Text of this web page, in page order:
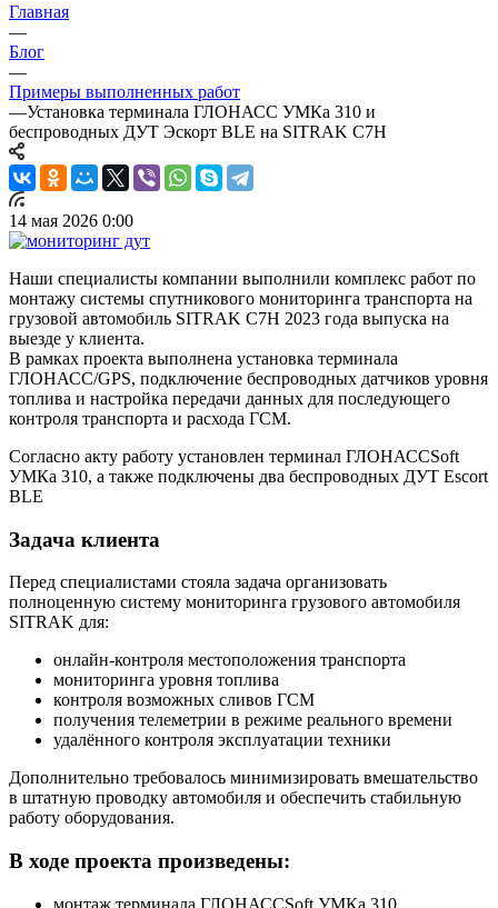
Главная
—
Блог
—
Примеры выполненных работ
—Установка терминала ГЛОНАСС УМКа 310 и
беспроводных ДУТ Эскорт BLE на SITRAK C7H
14 мая 2026 0:00
Наши специалисты компании выполнили комплекс работ по
монтажу системы спутникового мониторинга транспорта на
грузовой автомобиль SITRAK C7H 2023 года выпуска на
выезде у клиента.
В рамках проекта выполнена установка терминала
ГЛОНАСС/GPS, подключение беспроводных датчиков уровня
топлива и настройка передачи данных для последующего
контроля транспорта и расхода ГСМ.
Согласно акту работу установлен терминал ГЛОНАССSoft
УМКа 310, а также подключены два беспроводных ДУТ Escort
BLE
Задача клиента
Перед специалистами стояла задача организовать
полноценную систему мониторинга грузового автомобиля
SITRAK для:
онлайн-контроля местоположения транспорта
мониторинга уровня топлива
контроля возможных сливов ГСМ
получения телеметрии в режиме реального времени
удалённого контроля эксплуатации техники
Дополнительно требовалось минимизировать вмешательство
в штатную проводку автомобиля и обеспечить стабильную
работу оборудования.
В ходе проекта произведены:
монтаж терминала ГЛОНАССSoft УМКа 310